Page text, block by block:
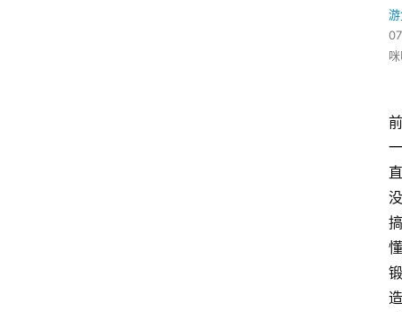
前
一
直
没
搞
懂
锻
造